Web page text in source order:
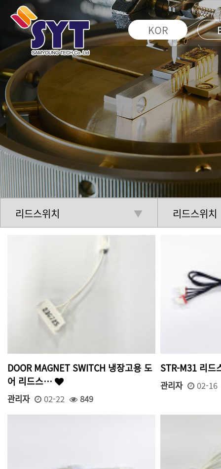
KOR
리드스위치 ▼ 리드스위치
DOOR MAGNET SWITCH 냉장고용 도
어 리드스…
관리자 02-22 849
STR-M31 리드
관리자 02-16